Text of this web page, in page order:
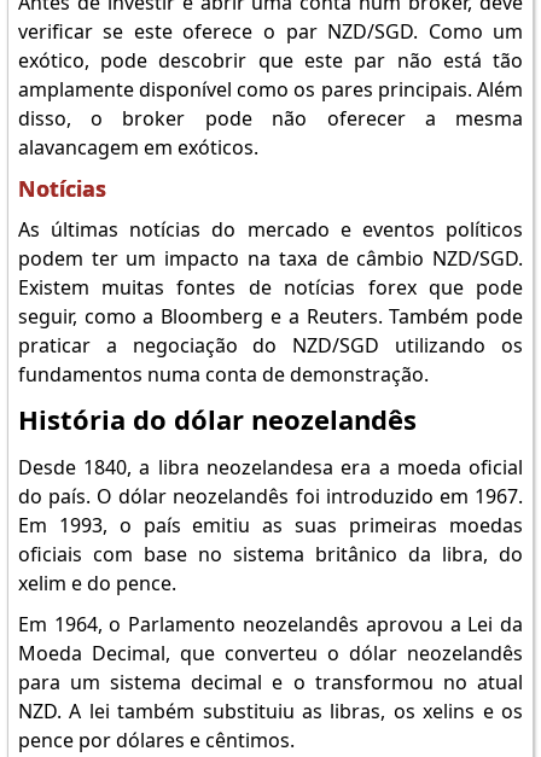
verificar se este oferece o par NZD/SGD. Como um
exótico, pode descobrir que este par não está tão
amplamente disponível como os pares principais. Além
disso, o broker pode não oferecer a mesma
alavancagem em exóticos.
Notícias
As últimas notícias do mercado e eventos políticos
podem ter um impacto na taxa de câmbio NZD/SGD.
Existem muitas fontes de notícias forex que pode
seguir, como a Bloomberg e a Reuters. Também pode
praticar a negociação do NZD/SGD utilizando os
fundamentos numa conta de demonstração.
História do dólar neozelandês
Desde 1840, a libra neozelandesa era a moeda oficial
do país. O dólar neozelandês foi introduzido em 1967.
Em 1993, o país emitiu as suas primeiras moedas
oficiais com base no sistema britânico da libra, do
xelim e do pence.
Em 1964, o Parlamento neozelandês aprovou a Lei da
Moeda Decimal, que converteu o dólar neozelandês
para um sistema decimal e o transformou no atual
NZD. A lei também substituiu as libras, os xelins e os
pence por dólares e cêntimos.